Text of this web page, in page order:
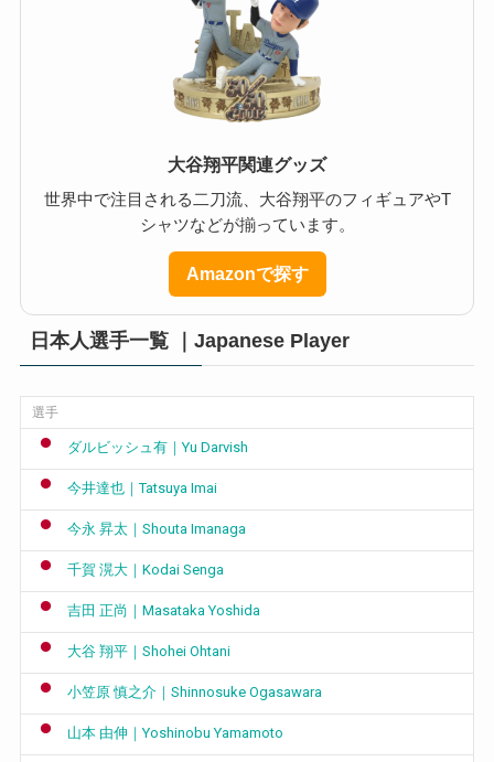
大谷翔平関連グッズ
世界中で注目される二刀流、大谷翔平のフィギュアやT
シャツなどが揃っています。
Amazonで探す
日本人選手一覧 ｜Japanese Player
選手
ダルビッシュ有｜Yu Darvish
今井達也｜Tatsuya Imai
今永 昇太｜Shouta Imanaga
千賀 滉大｜Kodai Senga
吉田 正尚｜Masataka Yoshida
大谷 翔平｜Shohei Ohtani
小笠原 慎之介｜Shinnosuke Ogasawara
山本 由伸｜Yoshinobu Yamamoto